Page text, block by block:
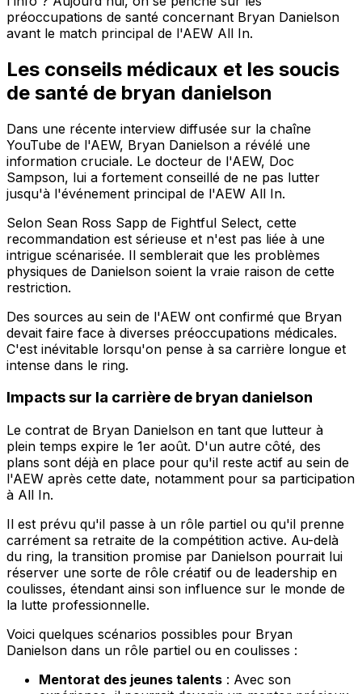
préoccupations de santé concernant Bryan Danielson
avant le match principal de l'AEW All In.
Les conseils médicaux et les soucis
de santé de bryan danielson
Dans une récente interview diffusée sur la chaîne
YouTube de l'AEW, Bryan Danielson a révélé une
information cruciale. Le docteur de l'AEW, Doc
Sampson, lui a fortement conseillé de ne pas lutter
jusqu'à l'événement principal de l'AEW All In.
Selon Sean Ross Sapp de Fightful Select, cette
recommandation est sérieuse et n'est pas liée à une
intrigue scénarisée. Il semblerait que les problèmes
physiques de Danielson soient la vraie raison de cette
restriction.
Des sources au sein de l'AEW ont confirmé que Bryan
devait faire face à diverses préoccupations médicales.
C'est inévitable lorsqu'on pense à sa carrière longue et
intense dans le ring.
Impacts sur la carrière de bryan danielson
Le contrat de Bryan Danielson en tant que lutteur à
plein temps expire le 1er août. D'un autre côté, des
plans sont déjà en place pour qu'il reste actif au sein de
l'AEW après cette date, notamment pour sa participation
à All In.
Il est prévu qu'il passe à un rôle partiel ou qu'il prenne
carrément sa retraite de la compétition active. Au-delà
du ring, la transition promise par Danielson pourrait lui
réserver une sorte de rôle créatif ou de leadership en
coulisses, étendant ainsi son influence sur le monde de
la lutte professionnelle.
Voici quelques scénarios possibles pour Bryan
Danielson dans un rôle partiel ou en coulisses :
Mentorat des jeunes talents : Avec son